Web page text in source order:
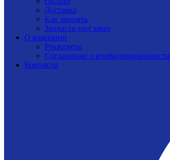
Доставка
Как заказать
Запчасти под заказ
О компании
Реквизиты
Соглашение о конфиденциальности
Контакты